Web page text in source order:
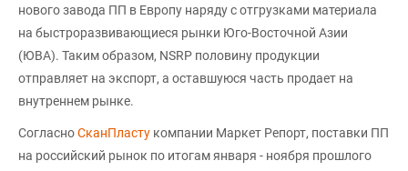
нового завода ПП в Европу наряду с отгрузками материала
на быстроразвивающиеся рынки Юго-Восточной Азии
(ЮВА). Таким образом, NSRP половину продукции
отправляет на экспорт, а оставшуюся часть продает на
внутреннем рынке.
СогласноСканПласту компании Маркет Репорт, поставки ПП
на российский рынок по итогам января - ноября прошлого